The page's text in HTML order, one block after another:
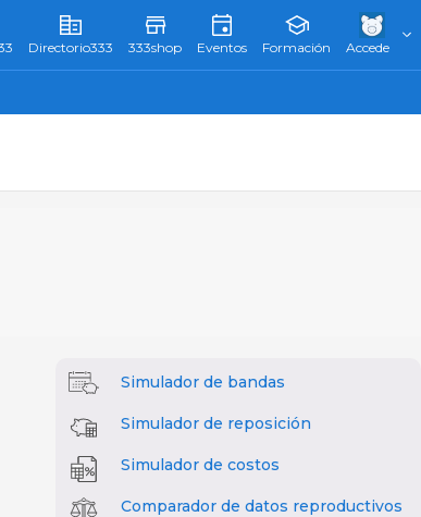
Directorio333 333shop Eventos Formación Accede
Simulador de bandas
Simulador de reposición
Simulador de costos
Comparador de datos reproductivos